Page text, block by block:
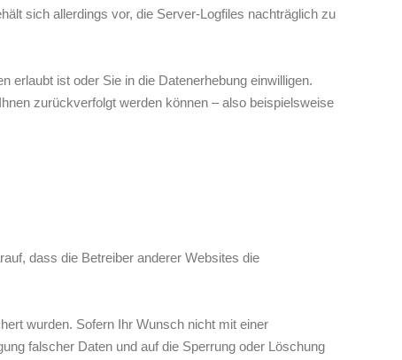
sich allerdings vor, die Server-Logfiles nachträglich zu
erlaubt ist oder Sie in die Datenerhebung einwilligen.
zurückverfolgt werden können – also beispielsweise
dass die Betreiber anderer Websites die
wurden. Sofern Ihr Wunsch nicht mit einer
falscher Daten und auf die Sperrung oder Löschung